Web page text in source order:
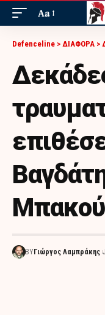
Aa
Defenceline > ΔΙΑΦΟΡΑ >
BY Γιώργος Λαμπράκης